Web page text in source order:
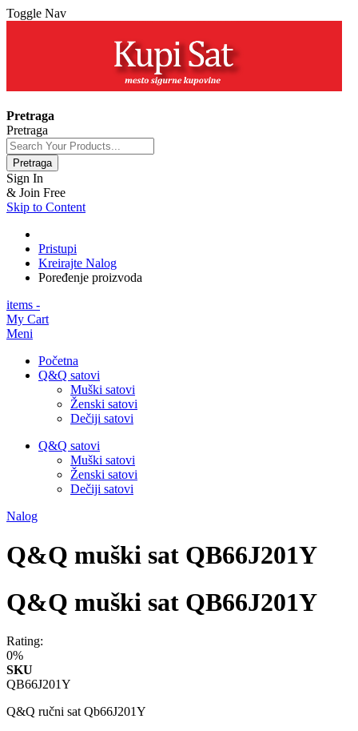
Toggle Nav
Pretraga
Pretraga
Pretraga
Sign In
& Join Free
Skip to Content
Pristupi
Kreirajte Nalog
Poređenje proizvoda
items -
My Cart
Meni
Početna
Q&Q satovi
Muški satovi
Ženski satovi
Dečiji satovi
Q&Q satovi
Muški satovi
Ženski satovi
Dečiji satovi
Nalog
Q&Q muški sat QB66J201Y
Q&Q muški sat QB66J201Y
Rating:
0%
SKU
QB66J201Y
Q&Q ručni sat Qb66J201Y